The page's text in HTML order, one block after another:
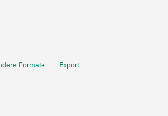
Formate Export